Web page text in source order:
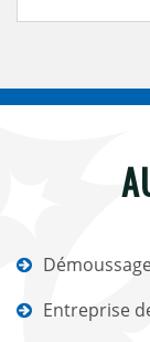
Entreprise